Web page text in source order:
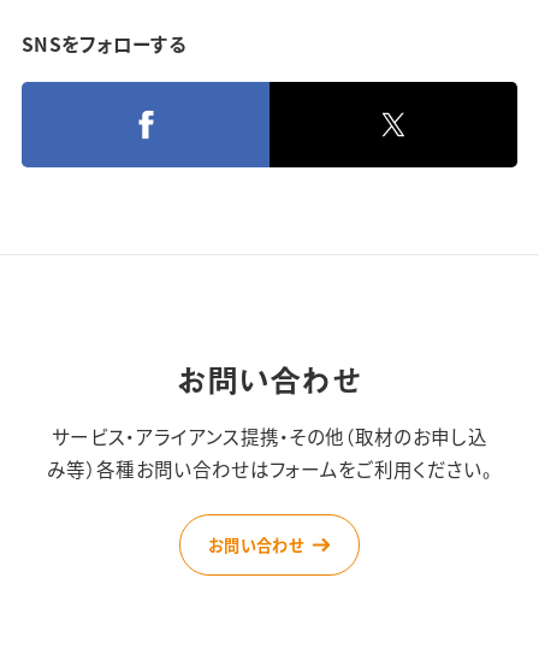
SNSをフォローする
お問い合わせ
サービス・アライアンス提携・その他（取材のお申し込
み等）各種お問い合わせはフォームをご利用ください。
お問い合わせ